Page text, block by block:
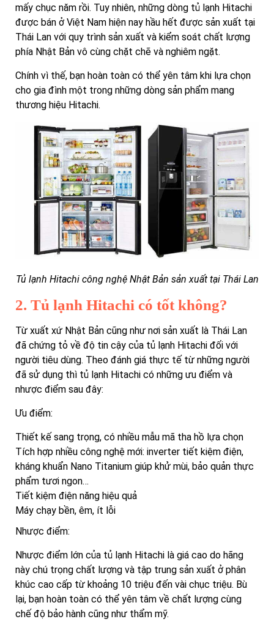
mấy chục năm rồi. Tuy nhiên, những dòng tủ lạnh Hitachi
được bán ở Việt Nam hiện nay hầu hết được sản xuất tại
Thái Lan với quy trình sản xuất và kiểm soát chất lượng
phía Nhật Bản vô cùng chặt chẽ và nghiêm ngặt.
Chính vì thế, bạn hoàn toàn có thể yên tâm khi lựa chọn
cho gia đình một trong những dòng sản phẩm mang
thương hiệu Hitachi.
Tủ lạnh Hitachi công nghệ Nhật Bản sản xuất tại Thái Lan
2. Tủ lạnh Hitachi có tốt không?
Từ xuất xứ Nhật Bản cũng như nơi sản xuất là Thái Lan
đã chứng tỏ về độ tin cậy của tủ lạnh Hitachi đối với
người tiêu dùng. Theo đánh giá thực tế từ những người
đã sử dụng thì tủ lạnh Hitachi có những ưu điểm và
nhược điểm sau đây:
Ưu điểm:
Thiết kế sang trọng, có nhiều mẫu mã tha hồ lựa chọn
Tích hợp nhiều công nghệ mới: inverter tiết kiệm điện,
kháng khuẩn Nano Titanium giúp khử mùi, bảo quản thực
phẩm tươi ngon…
Tiết kiệm điện năng hiệu quả
Máy chạy bền, êm, ít lỗi
Nhược điểm:
Nhược điểm lớn của tủ lạnh Hitachi là giá cao do hãng
này chú trọng chất lượng và tập trung sản xuất ở phân
khúc cao cấp từ khoảng 10 triệu đến vài chục triệu. Bù
lại, bạn hoàn toàn có thể yên tâm về chất lượng cùng
chế độ bảo hành cũng như thẩm mỹ.